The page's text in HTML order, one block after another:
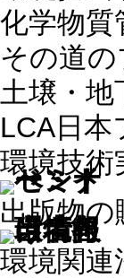
化学物
その道
土壌・
LCA日本
環境技
出版物の
環境関連